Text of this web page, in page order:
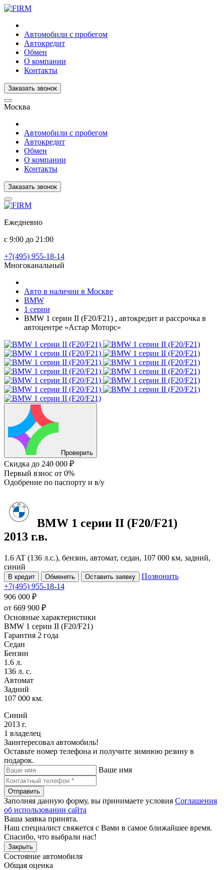
Автомобили с пробегом
Автокредит
Обмен
О компании
Контакты
Заказать звонок
Москва
Автомобили с пробегом
Автокредит
Обмен
О компании
Контакты
Заказать звонок
Ежедневно
с 9:00 до 21:00
+7(495) 955-18-14
Многоканальный
Авто в наличии в Москве
BMW
1 серии
BMW 1 серии II (F20/F21) , автокредит и рассрочка в
автоцентре «Астар Моторс»
Проверить
Скидка до 240 000 ₽
Первый взнос от 0%
Одобрение по паспорту и в/у
BMW 1 серии II (F20/F21)
2013 г.в.
1.6 AT (136 л.с.), бензин, автомат, седан, 107 000 км, задний,
синий
В кредит Обменять Оставить заявку
Позвонить
+7(495) 955-18-14
906 000 ₽
от 669 900 ₽
Основные характеристики
BMW 1 серии II (F20/F21)
Гарантия 2 года
Седан
Бензин
1.6 л.
136 л. с.
Автомат
Задний
107 000 км.
Синий
2013 г.
1 владелец
Заинтересовал автомобиль!
Оставьте номер телефона и получите зимнюю резину в
подарок.
Ваше имя
Отправить
Заполняя данную форму, вы принимаете условия Соглашения
об использовании сайта
Ваша заявка принята.
Наш специалист свяжется с Вами в самое ближайшее время.
Спасибо, что выбрали нас!
Закрыть
Состояние автомобиля
Общая оценка